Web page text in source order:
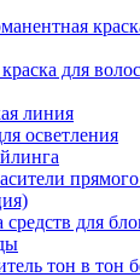
для волос
линия
осветления
для
тон в тон